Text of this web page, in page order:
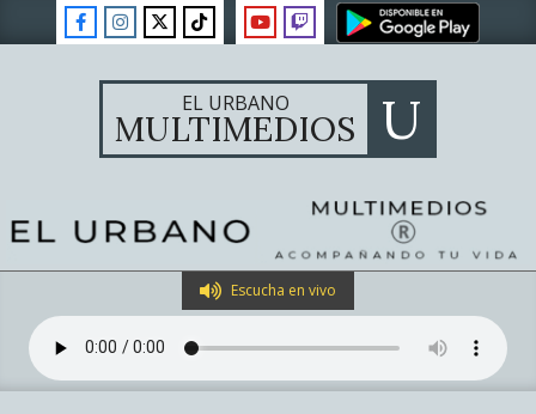
to
EL URBANO
MULTIMEDIOS U
Navigation
Menu
Escucha en vivo